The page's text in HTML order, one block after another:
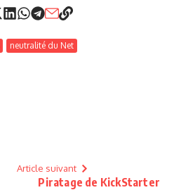
neutralité du Net
Article suivant
Piratage de KickStarter